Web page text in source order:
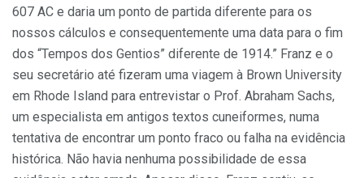
607 AC e daria um ponto de partida diferente para os
nossos cálculos e consequentemente uma data para o fim
dos “Tempos dos Gentios” diferente de 1914.” Franz e o
seu secretário até fizeram uma viagem à Brown University
em Rhode Island para entrevistar o Prof. Abraham Sachs,
um especialista em antigos textos cuneiformes, numa
tentativa de encontrar um ponto fraco ou falha na evidência
histórica. Não havia nenhuma possibilidade de essa